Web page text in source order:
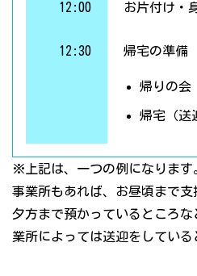
12:00 お片付け・
12:30 帰宅の準備
帰りの会
帰宅（送
※上記は、一つの例になります
事業所もあれば、お昼頃まで
夕方まで預かっているところ
業所によっては送迎をしている